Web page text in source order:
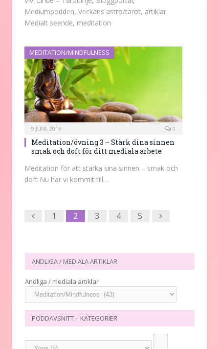
Mediumpodden, Veckans astro/tarot, artiklar.
Medialt seende, meditation
MEDITATION/MINDFULNESS
9 JUNI, 2016 0
Meditation/övning 3 – Stärk dina sinnen
smak och doft för ditt mediala arbete
Meditation för att stärka sina sinnen – smak och
doft Nu har vi kommit till…
Previous
1 2 3 4 5 Next
ANDLIGA / MEDIALA ARTIKLAR
Andliga / mediala artiklar
PODDAVSNITT – KATEGORIER